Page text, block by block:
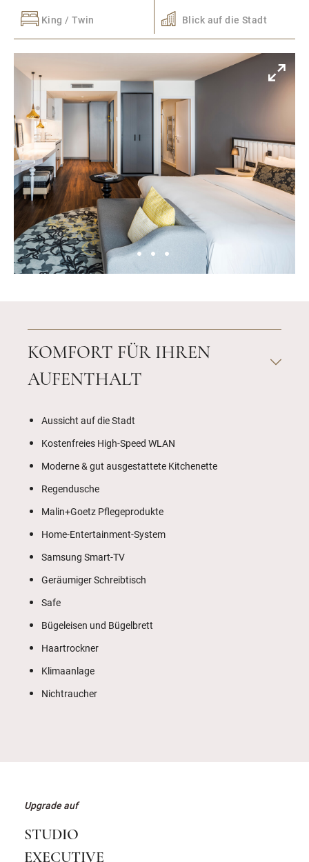
King / Twin Blick auf die Stadt
KOMFORT FÜR IHREN
AUFENTHALT
Aussicht auf die Stadt
Kostenfreies High-Speed WLAN
Moderne & gut ausgestattete Kitchenette
Regendusche
Malin+Goetz Pflegeprodukte
Home-Entertainment-System
Samsung Smart-TV
Geräumiger Schreibtisch
Safe
Bügeleisen und Bügelbrett
Haartrockner
Klimaanlage
Nichtraucher
Upgrade auf
STUDIO
EXECUTIVE